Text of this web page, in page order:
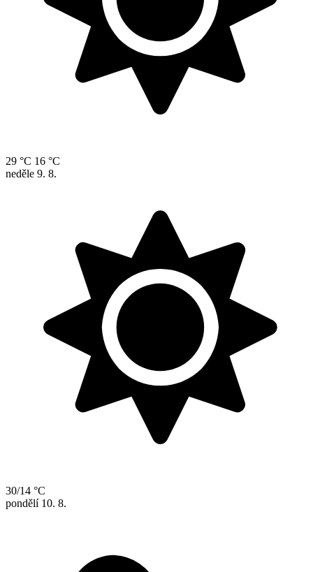
29 °C 16 °C
neděle 9. 8.
30/14 °C
pondělí 10. 8.